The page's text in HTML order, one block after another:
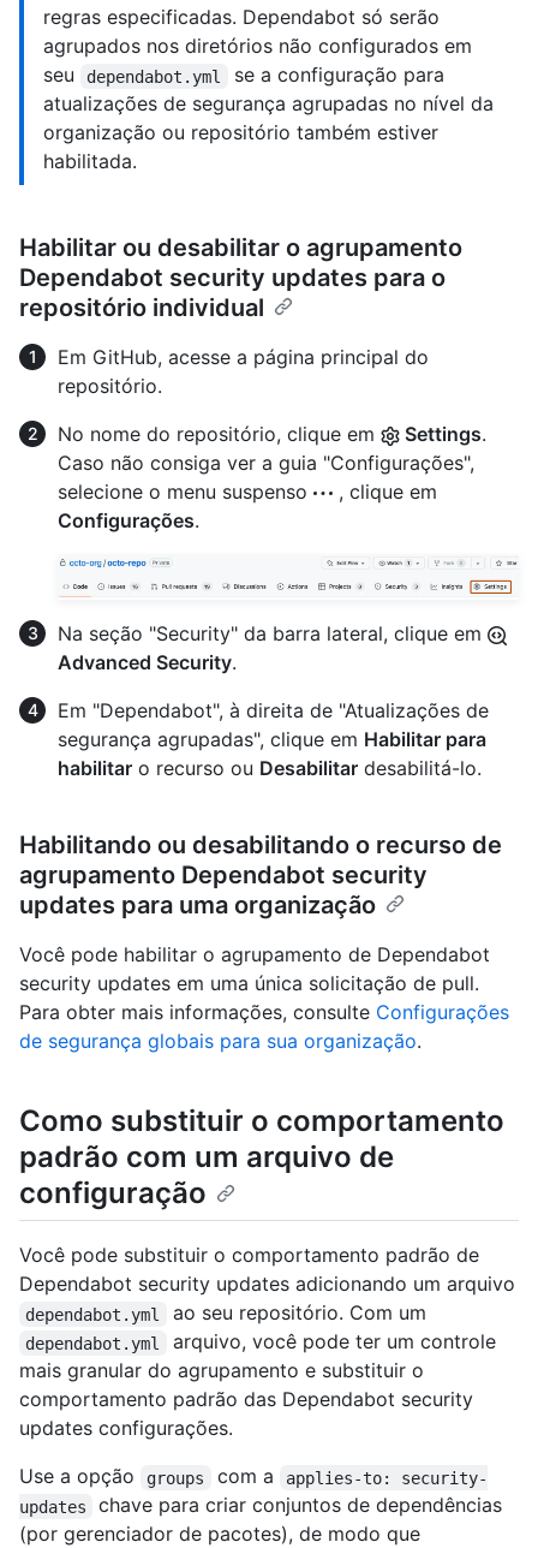
regras especificadas. Dependabot só serão
agrupados nos diretórios não configurados em
seu
dependabot.yml
se a configuração para
atualizações de segurança agrupadas no nível da
organização ou repositório também estiver
habilitada.
Habilitar ou desabilitar o agrupamento
Dependabot security updates para o
repositório individual
Em GitHub, acesse a página principal do
repositório.
No nome do repositório, clique em
Settings.
Caso não consiga ver a guia "Configurações",
selecione o menu suspenso
, clique em
Configurações.
Na seção "Security" da barra lateral, clique em
Advanced Security.
Em "Dependabot", à direita de "Atualizações de
segurança agrupadas", clique em Habilitar para
habilitar o recurso ou Desabilitar desabilitá-lo.
Habilitando ou desabilitando o recurso de
agrupamento Dependabot security
updates para uma organização
Você pode habilitar o agrupamento de Dependabot
security updates em uma única solicitação de pull.
Para obter mais informações, consulte Configurações
de segurança globais para sua organização.
Como substituir o comportamento
padrão com um arquivo de
configuração
Você pode substituir o comportamento padrão de
Dependabot security updates adicionando um arquivo
dependabot.yml ao seu repositório. Com um
dependabot.yml
arquivo, você pode ter um controle
mais granular do agrupamento e substituir o
comportamento padrão das Dependabot security
updates configurações.
Use a opção
groups com a
applies-to: security-
updates
chave para criar conjuntos de dependências
(por gerenciador de pacotes), de modo que